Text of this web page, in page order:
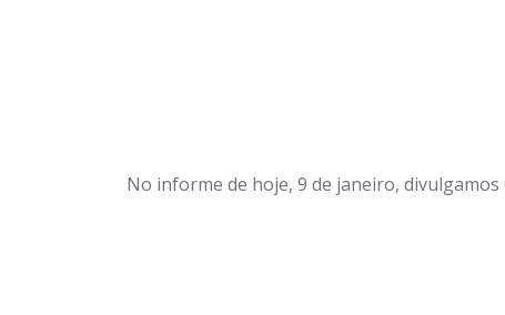
No informe de hoje, 9 de janeiro, divulgamos